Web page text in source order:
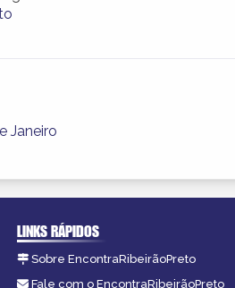
Janeiro
LINKS RÁPIDOS
Sobre EncontraRibeirãoPreto
Fale com o EncontraRibeirãoPreto